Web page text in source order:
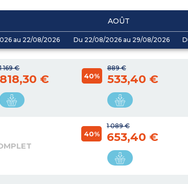
AOÛT
au 22/08/2026 Du 22/08/2026 au 29/08/2026
1 169 €
818,30 €
889 €
40% 533,40 €
1 089 €
40% 653,40 €